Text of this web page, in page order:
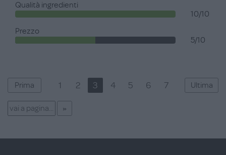
Qualità ingredienti
10/10
Prezzo
5/10
Prima 1 2 3 4 5 6 7 Ultima